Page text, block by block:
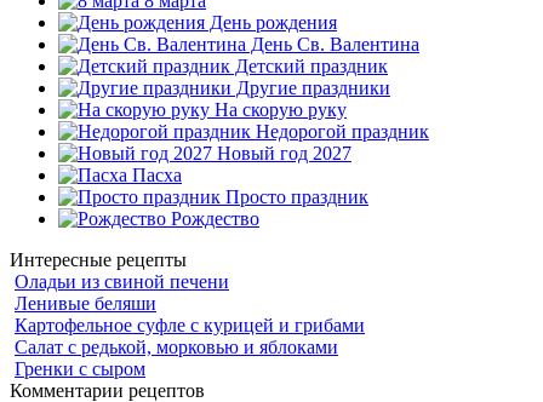
День рождения
День Св. Валентина
Детский праздник
Другие праздники
На скорую руку
Недорогой праздник
Новый год 2027
Пасха
Просто праздник
Рождество
Интересные рецепты
Оладьи из свиной печени
Ленивые беляши
Картофельное суфле с курицей и грибами
Салат с редькой, морковью и яблоками
Гренки с сыром
Комментарии рецептов